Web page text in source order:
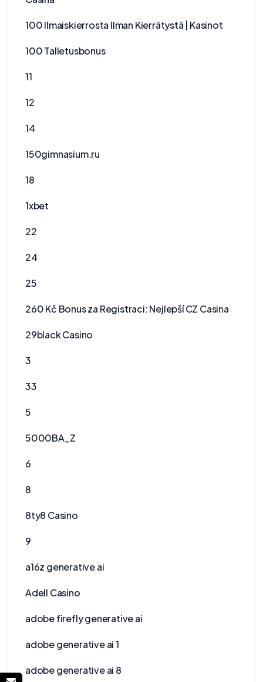
100 Ilmaiskierrosta Ilman Kierrätystä | Kasinot
100 Talletusbonus
11
12
14
150gimnasium.ru
18
1xbet
22
24
25
260 Kč Bonus za Registraci: Nejlepší CZ Casina
29black Casino
3
33
5
5000BA_Z
6
8
8ty8 Casino
9
a16z generative ai
Adell Casino
adobe firefly generative ai
adobe generative ai 1
adobe generative ai 8